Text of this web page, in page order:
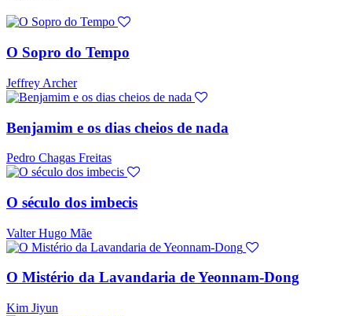
O Sopro do Tempo
Jeffrey Archer
Benjamim e os dias cheios de nada
Pedro Chagas Freitas
O século dos imbecis
Valter Hugo Mãe
O Mistério da Lavandaria de Yeonnam-Dong
Kim Jiyun